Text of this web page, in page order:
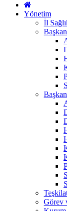
Yönetim
İl
Başkan
Görev